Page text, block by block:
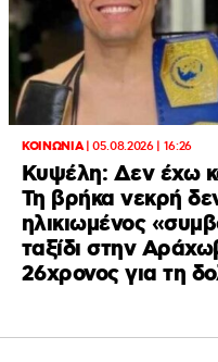
ΚΟΙΝΩΝΙΑ|05.08.2026 | 16:26
Κυψέλη: Δεν έχω
Τη βρήκα νεκρή
ηλικιωμένος
ταξίδι στην
26χρονος για τη